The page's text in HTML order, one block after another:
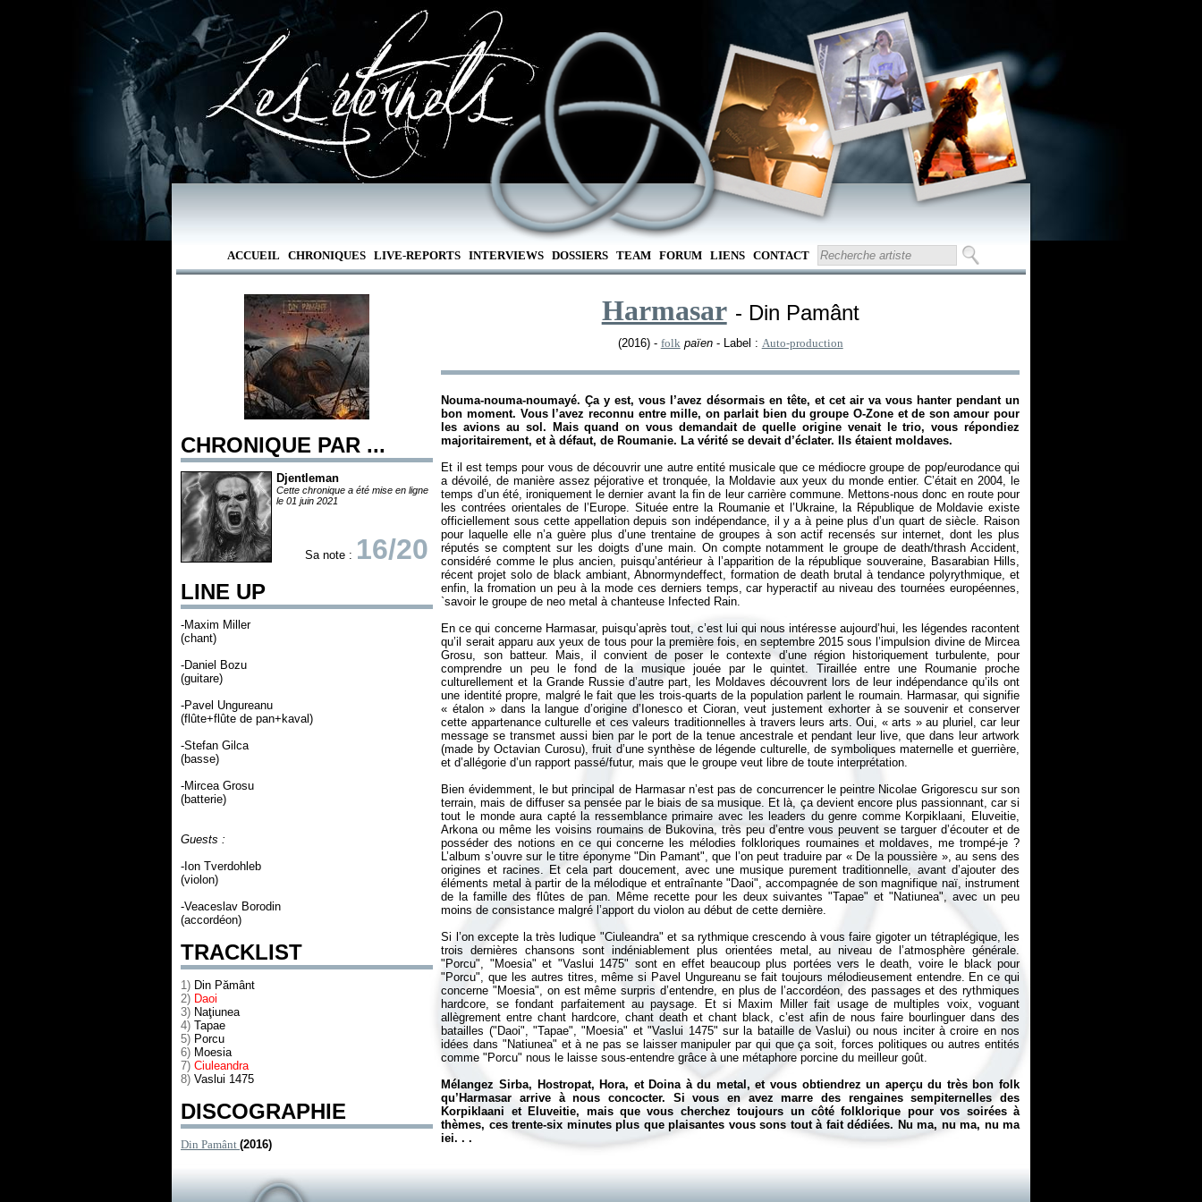
ACCUEIL CHRONIQUES LIVE-REPORTS INTERVIEWS DOSSIERS TEAM FORUM LIENS CONTACT
CHRONIQUE PAR ...
Djentleman
Cette chronique a été mise en ligne
le 01 juin 2021
Sa note : 16/20
LINE UP
-Maxim Miller
(chant)
-Daniel Bozu
(guitare)
-Pavel Ungureanu
(flûte+flûte de pan+kaval)
-Stefan Gilca
(basse)
-Mircea Grosu
(batterie)
Guests :
-Ion Tverdohleb
(violon)
-Veaceslav Borodin
(accordéon)
TRACKLIST
1) Din Pământ
2) Daoi
3) Naţiunea
4) Tapae
5) Porcu
6) Moesia
7) Ciuleandra
8) Vaslui 1475
DISCOGRAPHIE
Din Pamânt (2016)
Harmasar - Din Pamânt
(2016) - folk païen- Label : Auto-production
Nouma-nouma-noumayé. Ça y est, vous l’avez désormais en tête, et cet air va vous hanter pendant un
bon moment. Vous l’avez reconnu entre mille, on parlait bien du groupe O-Zone et de son amour pour
les avions au sol. Mais quand on vous demandait de quelle origine venait le trio, vous répondiez
majoritairement, et à défaut, de Roumanie. La vérité se devait d’éclater. Ils étaient moldaves.
Et il est temps pour vous de découvrir une autre entité musicale que ce médiocre groupe de pop/eurodance qui
a dévoilé, de manière assez péjorative et tronquée, la Moldavie aux yeux du monde entier. C’était en 2004, le
temps d’un été, ironiquement le dernier avant la fin de leur carrière commune. Mettons-nous donc en route pour
les contrées orientales de l’Europe. Située entre la Roumanie et l’Ukraine, la République de Moldavie existe
officiellement sous cette appellation depuis son indépendance, il y a à peine plus d’un quart de siècle. Raison
pour laquelle elle n’a guère plus d’une trentaine de groupes à son actif recensés sur internet, dont les plus
réputés se comptent sur les doigts d’une main. On compte notamment le groupe de death/thrash Accident,
considéré comme le plus ancien, puisqu’antérieur à l’apparition de la république souveraine, Basarabian Hills,
récent projet solo de black ambiant, Abnormyndeffect, formation de death brutal à tendance polyrythmique, et
enfin, la fromation un peu à la mode ces derniers temps, car hyperactif au niveau des tournées européennes,
`savoir le groupe de neo metal à chanteuse Infected Rain.
En ce qui concerne Harmasar, puisqu’après tout, c’est lui qui nous intéresse aujourd’hui, les légendes racontent
qu’il serait apparu aux yeux de tous pour la première fois, en septembre 2015 sous l’impulsion divine de Mircea
Grosu, son batteur. Mais, il convient de poser le contexte d’une région historiquement turbulente, pour
comprendre un peu le fond de la musique jouée par le quintet. Tiraillée entre une Roumanie proche
culturellement et la Grande Russie d’autre part, les Moldaves découvrent lors de leur indépendance qu’ils ont
une identité propre, malgré le fait que les trois-quarts de la population parlent le roumain. Harmasar, qui signifie
«étalon» dans la langue d’origine d’Ionesco et Cioran, veut justement exhorter à se souvenir et conserver
cette appartenance culturelle et ces valeurs traditionnelles à travers leurs arts. Oui, «arts » au pluriel, car leur
message se transmet aussi bien par le port de la tenue ancestrale et pendant leur live, que dans leur artwork
(made by Octavian Curosu), fruit d’une synthèse de légende culturelle, de symboliques maternelle et guerrière,
et d’allégorie d’un rapport passé/futur, mais que le groupe veut libre de toute interprétation.
Bien évidemment, le but principal de Harmasar n’est pas de concurrencer le peintre Nicolae Grigorescu sur son
terrain, mais de diffuser sa pensée par le biais de sa musique. Et là, ça devient encore plus passionnant, car si
tout le monde aura capté la ressemblance primaire avec les leaders du genre comme Korpiklaani, Eluveitie,
Arkona ou même les voisins roumains de Bukovina, très peu d’entre vous peuvent se targuer d’écouter et de
posséder des notions en ce qui concerne les mélodies folkloriques roumaines et moldaves, me trompé-je ?
L’album s’ouvre sur le titre éponyme "Din Pamant", que l’on peut traduire par « De la poussière », au sens des
origines et racines. Et cela part doucement, avec une musique purement traditionnelle, avant d’ajouter des
éléments metal à partir de la mélodique et entraînante "Daoi", accompagnée de son magnifique naï, instrument
de la famille des flûtes de pan. Même recette pour les deux suivantes "Tapae" et "Natiunea", avec un peu
moins de consistance malgré l’apport du violon au début de cette dernière.
Si l’on excepte la très ludique "Ciuleandra" et sa rythmique crescendo à vous faire gigoter un tétraplégique, les
trois dernières chansons sont indéniablement plus orientées metal, au niveau de l’atmosphère générale.
"Porcu", "Moesia" et "Vaslui 1475" sont en effet beaucoup plus portées vers le death, voire le black pour
"Porcu", que les autres titres, même si Pavel Ungureanu se fait toujours mélodieusement entendre. En ce qui
concerne "Moesia", on est même surpris d’entendre, en plus de l’accordéon, des passages et des rythmiques
hardcore, se fondant parfaitement au paysage. Et si Maxim Miller fait usage de multiples voix, voguant
allègrement entre chant hardcore, chant death et chant black, c’est afin de nous faire bourlinguer dans des
batailles ("Daoi", "Tapae", "Moesia" et "Vaslui 1475" sur la bataille de Vaslui) ou nous inciter à croire en nos
idées dans "Natiunea" et à ne pas se laisser manipuler par qui que ça soit, forces politiques ou autres entités
comme "Porcu" nous le laisse sous-entendre grâce à une métaphore porcine du meilleur goût.
Mélangez Sirba, Hostropat, Hora, et Doina à du metal, et vous obtiendrez un aperçu du très bon folk
qu’Harmasar arrive à nous concocter. Si vous en avez marre des rengaines sempiternelles des
Korpiklaani et Eluveitie, mais que vous cherchez toujours un côté folklorique pour vos soirées à
thèmes, ces trente-six minutes plus que plaisantes vous sons tout à fait dédiées. Nu ma, nu ma, nu ma
iei. . .